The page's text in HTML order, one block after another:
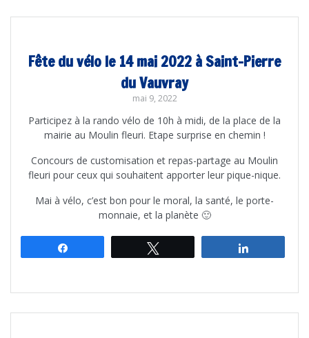
Fête du vélo le 14 mai 2022 à Saint-Pierre
du Vauvray
mai 9, 2022
Participez à la rando vélo de 10h à midi, de la place de la
mairie au Moulin fleuri. Etape surprise en chemin !
Concours de customisation et repas-partage au Moulin
fleuri pour ceux qui souhaitent apporter leur pique-nique.
Mai à vélo, c’est bon pour le moral, la santé, le porte-
monnaie, et la planète 🙂